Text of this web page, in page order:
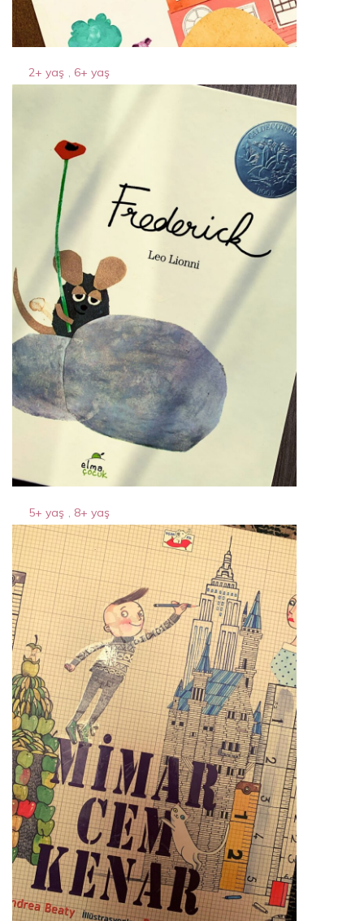
2+ yaş , 6+ yaş
kediler giremez apartmanı
14 Nisan 2024 1 Min Reading
5+ yaş 8+ yaş
frederick
10 Nisan 2024 ByAcparantez.com 1 Min Reading